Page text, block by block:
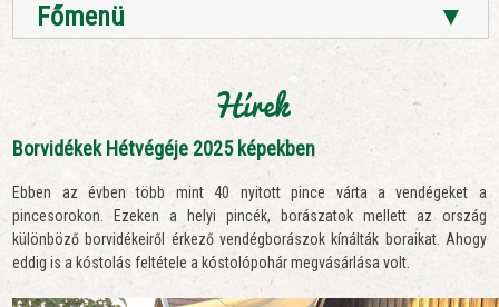
Főmenü ▼
Hírek
Borvidékek Hétvégéje 2025 képekben
Ebben az évben több mint 40 nyitott pince várta a vendégeket a
pincesorokon. Ezeken a helyi pincék, borászatok mellett az ország
különböző borvidékeiről érkező vendégborászok kínálták boraikat. Ahogy
eddig is a kóstolás feltétele a kóstolópohár megvásárlása volt.